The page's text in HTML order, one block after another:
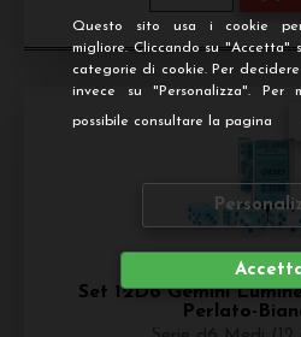
Questo sito usa i cookie per
migliore. Cliccando su
categorie di cookie. Per
invece su "Personalizza". Per
possibile consultare la pagina
Set 12D6 Gemini
Perlato-